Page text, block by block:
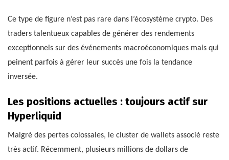
Ce type de figure n’est pas rare dans l’écosystème crypto. Des
traders talentueux capables de générer des rendements
exceptionnels sur des événements macroéconomiques mais qui
peinent parfois à gérer leur succès une fois la tendance
inversée.
Les positions actuelles : toujours actif sur
Hyperliquid
Malgré des pertes colossales, le cluster de wallets associé reste
très actif. Récemment, plusieurs millions de dollars de